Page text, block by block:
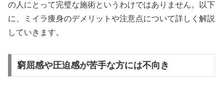
の人にとって完璧な施術というわけではありません。以下
に、ミイラ痩身のデメリットや注意点について詳しく解説
していきます。
窮屈感や圧迫感が苦手な方には不向き